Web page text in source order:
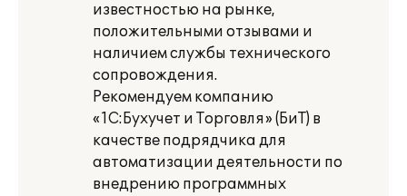
известностью на рынке,
положительными отзывами и
наличием службы технического
сопровождения.
Рекомендуем компанию
«1С:Бухучет и Торговля» (БиТ) в
качестве подрядчика для
автоматизации деятельности по
внедрению программных